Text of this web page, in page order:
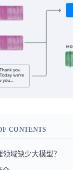
域缺少大模型？